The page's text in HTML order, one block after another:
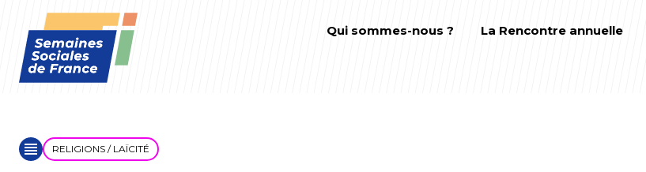
Qui sommes-nous ? La Rencontre annuelle
RELIGIONS / LAÏCITÉ